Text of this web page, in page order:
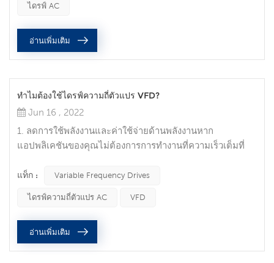
AC เนื่องจากมีปริมาณมาก อัตราความล้มเหลวสูงและข้อจำกัด
ในการใช้งานขนาดใหญ่ของการควบคุม...
ไดรฟ์ AC
อ่านเพิ่มเติม
ทำไมต้องใช้ไดรฟ์ความถี่ตัวแปร VFD?
Jun 16 , 2022
1. ลดการใช้พลังงานและค่าใช้จ่ายด้านพลังงานหาก
แอปพลิเคชันของคุณไม่ต้องการการทำงานที่ความเร็วเต็มที่
ตัวแปรเพื่อควบคุมมอเตอร์ ซึ่งเป็นหนึ่งในข้อดีของไดรฟ์
ในการโหลด ไม่มีวิธีการควบคุมมอเตอร์กระแสสลับอื่นใดที่จะ
ช่วยให้คุณบรรลุเป้าหมายนี้ได้ 2. เพิ...
แท็ก : Variable Frequency Drives
ไดรฟ์ความถี่ตัวแปร AC VFD
อ่านเพิ่มเติม